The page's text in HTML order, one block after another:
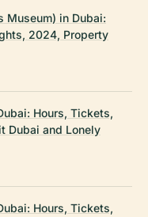
Museum) in Dubai:
2024, Property
Hours, Tickets,
Dubai and Lonely
Hours, Tickets,